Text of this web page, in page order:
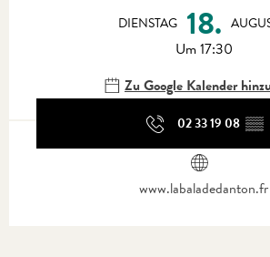
DIENSTAG 18.
Um 17:30
Zu Google Kalender
02 33 19 08 ▒▒
www.labaladedanton.fr